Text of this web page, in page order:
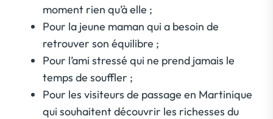
moment rien qu’à elle ;
Pour la jeune maman qui a besoin de
retrouver son équilibre ;
Pour l’ami stressé qui ne prend jamais le
temps de souffler ;
Pour les visiteurs de passage en Martinique
qui souhaitent découvrir les richesses du